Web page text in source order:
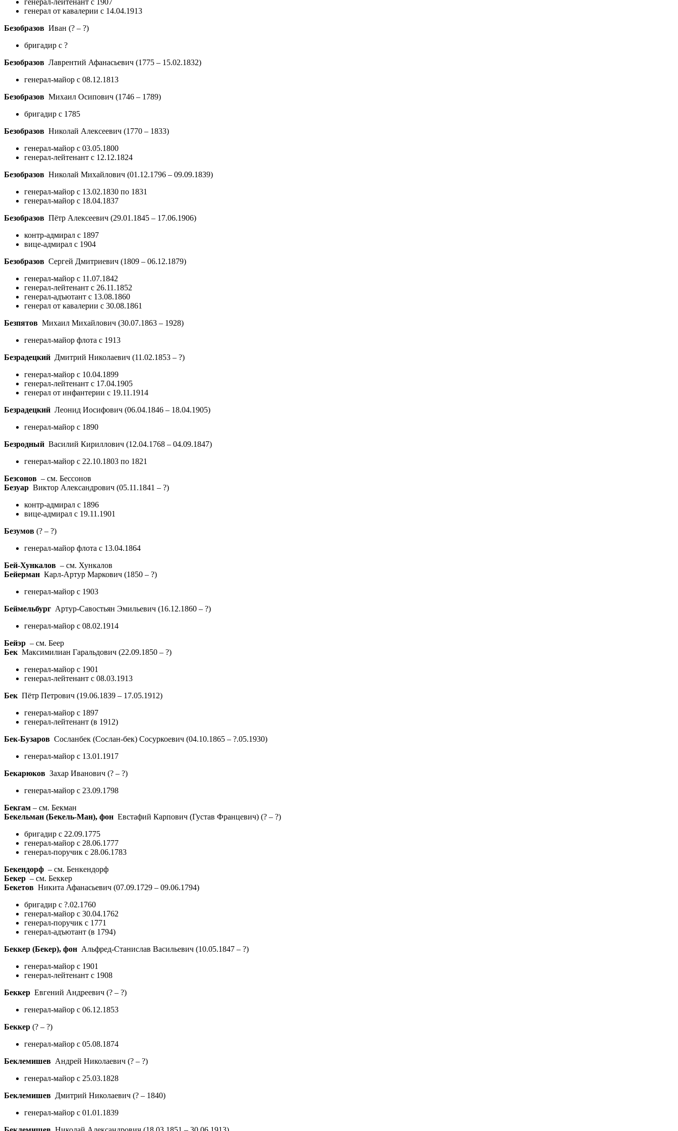
генерал от кавалерии с 14.04.1913
Безобразов Иван (? – ?)
бригадир с ?
Безобразов Лаврентий Афанасьевич (1775 – 15.02.1832)
генерал-майор с 08.12.1813
Безобразов Михаил Осипович (1746 – 1789)
бригадир с 1785
Безобразов Николай Алексеевич (1770 – 1833)
генерал-майор с 03.05.1800
генерал-лейтенант с 12.12.1824
Безобразов Николай Михайлович (01.12.1796 – 09.09.1839)
генерал-майор с 13.02.1830 по 1831
генерал-майор с 18.04.1837
Безобразов Пётр Алексеевич (29.01.1845 – 17.06.1906)
контр-адмирал с 1897
вице-адмирал с 1904
Безобразов Сергей Дмитриевич (1809 – 06.12.1879)
генерал-майор с 11.07.1842
генерал-лейтенант с 26.11.1852
генерал-адъютант с 13.08.1860
генерал от кавалерии с 30.08.1861
Безпятов Михаил Михайлович (30.07.1863 – 1928)
генерал-майор флота с 1913
Безрадецкий Дмитрий Николаевич (11.02.1853 – ?)
генерал-майор с 10.04.1899
генерал-лейтенант с 17.04.1905
генерал от инфантерии с 19.11.1914
Безрадецкий Леонид Иосифович (06.04.1846 – 18.04.1905)
генерал-майор с 1890
Безродный Василий Кириллович (12.04.1768 – 04.09.1847)
генерал-майор с 22.10.1803 по 1821
Безсонов – см. Бессонов
Безуар Виктор Александрович (05.11.1841 – ?)
контр-адмирал с 1896
вице-адмирал с 19.11.1901
Безумов (? – ?)
генерал-майор флота с 13.04.1864
Бей-Хункалов – см. Хункалов
Бейерман Карл-Артур Маркович (1850 – ?)
генерал-майор с 1903
Беймельбург Артур-Савостьян Эмильевич (16.12.1860 – ?)
генерал-майор с 08.02.1914
Бейэр – см. Беер
Бек Максимилиан Гаральдович (22.09.1850 – ?)
генерал-майор с 1901
генерал-лейтенант с 08.03.1913
Бек Пётр Петрович (19.06.1839 – 17.05.1912)
генерал-майор с 1897
генерал-лейтенант (в 1912)
Бек-Бузаров Сосланбек (Сослан-бек) Сосуркоевич (04.10.1865 – ?.05.1930)
генерал-майор с 13.01.1917
Бекарюков Захар Иванович (? – ?)
генерал-майор с 23.09.1798
Бекгам – см. Бекман
Бекельман (Бекель-Ман), фон Евстафий Карпович (Густав Францевич) (? – ?)
бригадир с 22.09.1775
генерал-майор с 28.06.1777
генерал-поручик с 28.06.1783
Бекендорф – см. Бенкендорф
Бекер – см. Беккер
Бекетов Никита Афанасьевич (07.09.1729 – 09.06.1794)
бригадир с ?.02.1760
генерал-майор с 30.04.1762
генерал-поручик с 1771
генерал-адъютант (в 1794)
Беккер (Бекер), фон Альфред-Станислав Васильевич (10.05.1847 – ?)
генерал-майор с 1901
генерал-лейтенант с 1908
Беккер Евгений Андреевич (? – ?)
генерал-майор с 06.12.1853
Беккер (? – ?)
генерал-майор с 05.08.1874
Беклемишев Андрей Николаевич (? – ?)
генерал-майор с 25.03.1828
Беклемишев Дмитрий Николаевич (? – 1840)
генерал-майор с 01.01.1839